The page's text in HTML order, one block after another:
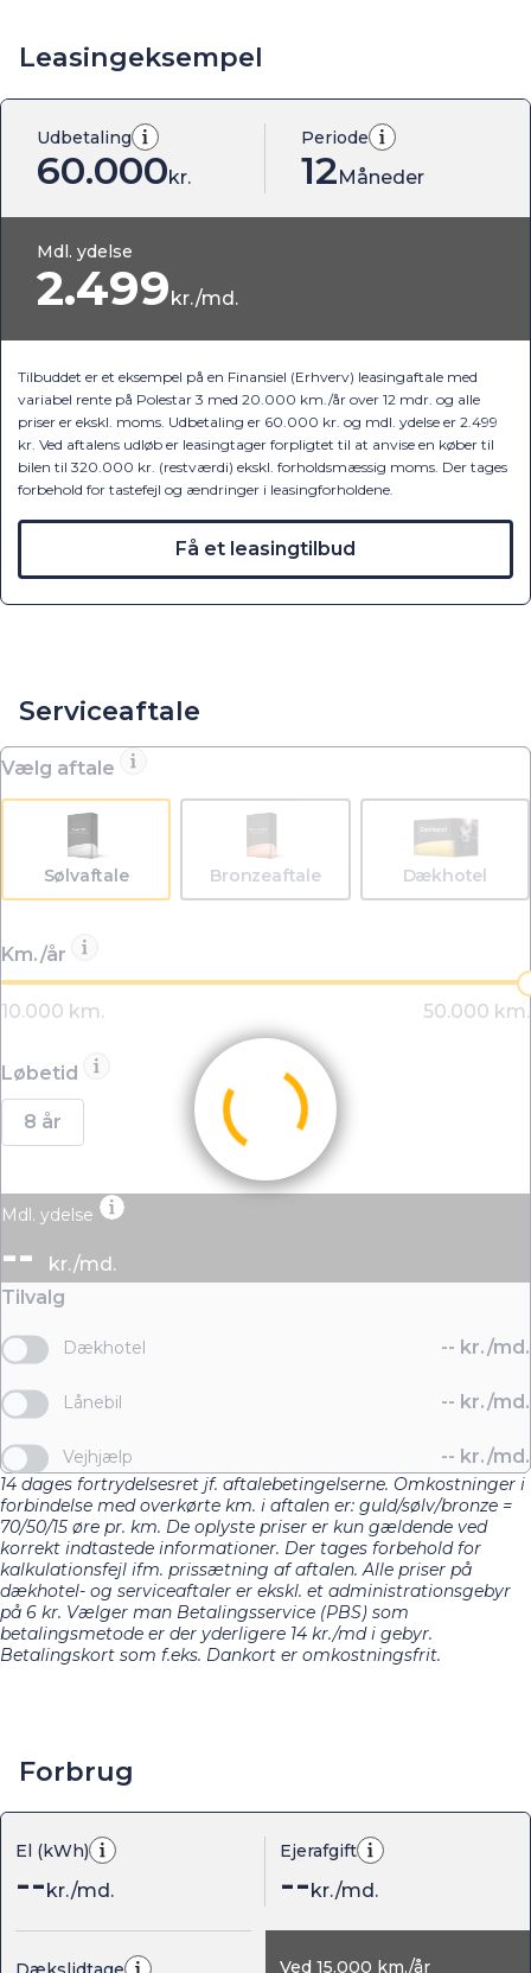
Leasingeksempel
Udbetaling
60.000kr.
Periode
12Måneder
Mdl. ydelse
2.499kr./md.
Tilbuddet er et eksempel på en Finansiel (Erhverv) leasingaftale med
variabel rente på Polestar 3 med 20.000 km./år over 12 mdr. og alle
priser er ekskl. moms. Udbetaling er 60.000 kr. og mdl. ydelse er 2.499
kr. Ved aftalens udløb er leasingtager forpligtet til at anvise en køber til
bilen til 320.000 kr. (restværdi) ekskl. forholdsmæssig moms. Der tages
forbehold for tastefejl og ændringer i leasingforholdene.
Få et leasingtilbud
Serviceaftale
Vælg aftale
Sølvaftale Bronzeaftale Dækhotel
Km./år
Løbetid
8 år
Mdl. ydelse
--
kr./md.
Tilvalg
Dækhotel -- kr./md.
Lånebil -- kr./md.
Vejhjælp -- kr./md.
14 dages fortrydelsesret jf. aftalebetingelserne. Omkostninger i
forbindelse med overkørte km. i aftalen er: guld/sølv/bronze =
70/50/15 øre pr. km. De oplyste priser er kun gældende ved
korrekt indtastede informationer. Der tages forbehold for
kalkulationsfejl ifm. prissætning af aftalen. Alle priser på
dækhotel- og serviceaftaler er ekskl. et administrationsgebyr
på 6 kr. Vælger man Betalingsservice (PBS) som
betalingsmetode er der yderligere 14 kr./md i gebyr.
Betalingskort som f.eks. Dankort er omkostningsfrit.
Forbrug
El (kWh)
--kr./md.
Ejerafgift
--kr./md.
Ved 15.000 km./år